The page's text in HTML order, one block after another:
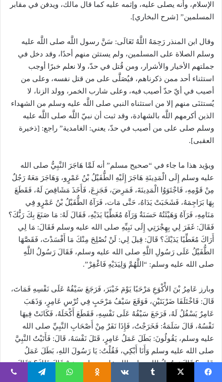
الإسلام، وأنه يصلى عليه، وإثمه عليه كما قال مالك، ويدفن في مقابر
المسلمين” [شرح البخاري].
وقال ابن المنذر رَحِمَهُ اللَّهُ تَعَالَى: سَنَّ رسول اللَّه صلى اللَّه عليه
وسلم الصلاة على المسلمين، ولم يستثن منهم أحدًا، وقد دخل في
جملتهم الأخيار والأشرار، ومن قُتل في حدّ، ولا نعلم خبرًا أوجب
استثناء أحد ممن ذكرناهم، فيُصَلَّى على من قتل نفسه، وعلى من
أصيب في أيّ حدّ أصيب فيه، وعلى شارب الخمر، وولد الزنا، لا
يُستثنَى منهم إلا من استثناه النبي صلى اللَّه عليه وسلم من الشهداء
الذين أكرمهم اللَّه بالشهادة، وقد ثبت أن نبيّ اللَّه صلى اللَّه عليه
وسلم صلى على من أصيب في حدّ، يعني: الغامدية” راجع: [ذخيرة
العقبى].
ويؤيد هذا ما جاء في “صحيح مسلم” أنه لَمَّا هَاجَرَ النَّبِيُّ صلى الله
عليه وسلم إِلَى الْمَدِينَةِ هَاجَرَ إِلَيْهِ الطُّفَيْلُ بْنُ عَمْرٍو، وَهَاجَرَ مَعَهُ رَجُلٌ
مِنْ قَوْمِهِ، فَاجْتَوَوُا الْمَدِينَةَ، فَمَرِضَ، فَجَزِعَ، فَأَخَذَ مَشَاقِصَ لَهُ، فَقَطَعَ
بِهَا بَرَاجِمَهُ، فَشَخَبَتْ يَدَاهُ، حَتَّى مَات، فَرَآهُ الطُّفَيْلُ بْنُ عَمْرٍو فِي
مَنَامِهِ، فَرَآهُ وَهَيْئَتُهُ حَسَنَةٌ وَرَآهُ مُغَطِّيًا يَدَيْهِ، فَقَالَ لَهُ: مَا صَنَعَ بِكَ رَبُّكَ؟
فَقَالَ: غَفَرَ لِي بِهِجْرَتِي إِلَى نَبِيِّهِ صلى الله عليه وسلم فَقَالَ: مَا لِي
أَرَاكَ مُغَطِّيًا يَدَيْكَ؟ قَالَ: قِيلَ لِي: لَنْ نُصْلِحَ مِنْكَ مَا أَفْسَدْتَ، فَقَصَّهَا
الطُّفَيْلُ عَلَى رَسُولِ اللَّهِ صلى الله عليه وسلم، فَقَالَ رَسُولُ اللَّهِ
صلى الله عليه وسلم: “اللَّهُمَّ وَلِيَدَيْهِ فَاغْفِرْ”.
وبارز عَامِرُ بْنَ الأْكْوَعِ مَرْحَبًا يَوْمَ خَيْبَرَ، فَرَجَعَ سَيْفُهُ عَلَى نَفْسِهِ فَمَاتَ،
قَالَ: فَاخْتَلَفَا ضَرْبَتَيْنِ، فَوَقَعَ سَيْفُ مَرْحَبٍ فِي تُرْسِ عَامِرٍ، وَذَهَبَ
عَامِرٌ يَسْفُلُ لَهُ، فَرَجَعَ سَيْفُهُ عَلَى نَفْسِهِ، فَقَطَعَ أَكْحَلَهُ، فَكَانَتْ فِيهَا
نَفْسُهُ، قَالَ سَلَمَةُ: فَخَرَجْتُ، فَإِذَا نَفَرٌ مِنْ أَصْحَابِ النَّبِيِّ صلى الله
عليه وسلم، يَقُولُونَ: بَطَلَ عَمَلُ عَامِرٍ، قَتَلَ نَفْسَهُ، قَالَ: فَأَتَيْتُ النَّبِيَّ
صلى الله عليه وسلم وَأَنَا أَبْكِي، فَقُلْتُ: يَا رَسُولَ اللهِ، بَطَلَ عَمَلُ
عَامِرٍ؟ قَالَ رَسُولُ اللهِ صلى الله عليه وسلم: «مَنْ قَالَ ذَلِكَ؟ “قَالَ:
قُلْتُ: نَاسٌ مِنْ أَصْحَابِكَ، قَالَ: «كَذَبَ مَنْ قَالَ ذَلِكَ، بَلْ لَهُ أَجْرُهُ مَرَّتَيْنِ»